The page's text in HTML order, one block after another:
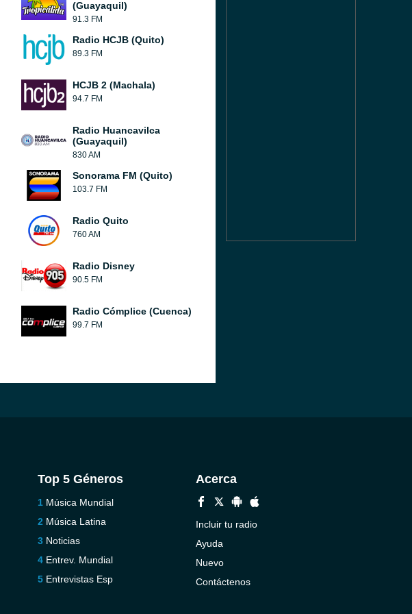
(Guayaquil)
91.3 FM
Radio HCJB (Quito)
89.3 FM
HCJB 2 (Machala)
94.7 FM
Radio Huancavilca
(Guayaquil)
830 AM
Sonorama FM (Quito)
103.7 FM
Radio Quito
760 AM
Radio Disney
90.5 FM
Radio Cómplice (Cuenca)
99.7 FM
Top 5 Géneros
Música Mundial
Música Latina
Noticias
Entrev. Mundial
Entrevistas Esp
Acerca
Incluir tu radio
Ayuda
Nuevo
Contáctenos